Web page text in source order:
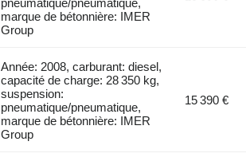
marque de bétonnière: IMER
Group
Année: 2008, carburant: diesel,
capacité de charge: 28 350 kg,
suspension:
pneumatique/pneumatique,
marque de bétonnière: IMER
Group
15 390 €